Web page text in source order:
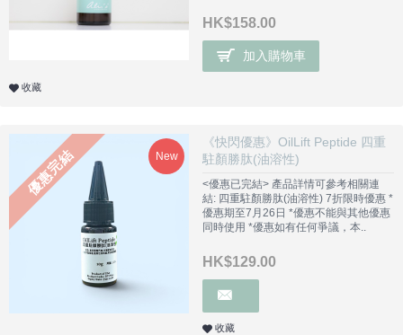
HK$158.00
加入購物車
收藏
New
優惠完結
《快閃優惠》OilLift Peptide 四重
駐顏勝肽(油溶性)
<優惠已完結> 產品詳情可參考相關連
結: 四重駐顏勝肽(油溶性) 7折限時優惠 *
優惠期至7月26日 *優惠不能與其他優惠
同時使用 *優惠如有任何爭議，本..
HK$129.00
收藏